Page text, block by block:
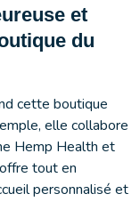
et
du
cette boutique
elle collabore
Hemp Health et
tout en
personnalisé et